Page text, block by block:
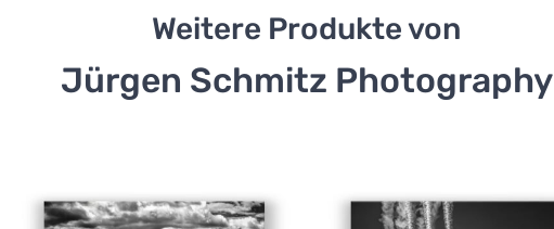
Weitere Produkte von
Jürgen Schmitz Photography